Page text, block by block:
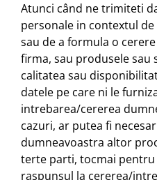
Atunci când ne trimiteti
personale in contextul
sau de a formula o
firma, sau produsele sau
calitatea sau
datele pe care ni le
intrebarea/cererea
cazuri, ar putea fi
dumneavoastra altor
terte parti, tocmai pentru
raspunsul la cererea/